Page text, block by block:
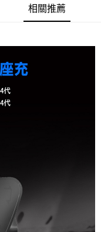
相關推薦